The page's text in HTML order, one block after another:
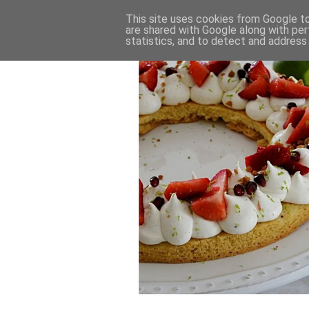
This site uses cookies from Google
are shared with Google along with
statistics, and to detect and address